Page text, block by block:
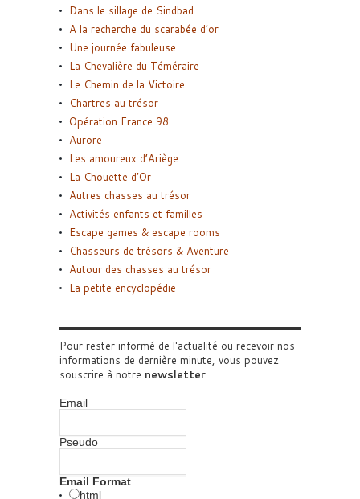
Dans le sillage de Sindbad
A la recherche du scarabée d’or
Une journée fabuleuse
La Chevalière du Téméraire
Le Chemin de la Victoire
Chartres au trésor
Opération France 98
Aurore
Les amoureux d’Ariège
La Chouette d’Or
Autres chasses au trésor
Activités enfants et familles
Escape games & escape rooms
Chasseurs de trésors & Aventure
Autour des chasses au trésor
La petite encyclopédie
Pour rester informé de l'actualité ou recevoir nos
informations de dernière minute, vous pouvez
souscrire à notre newsletter
Email
Pseudo
Email Format
html